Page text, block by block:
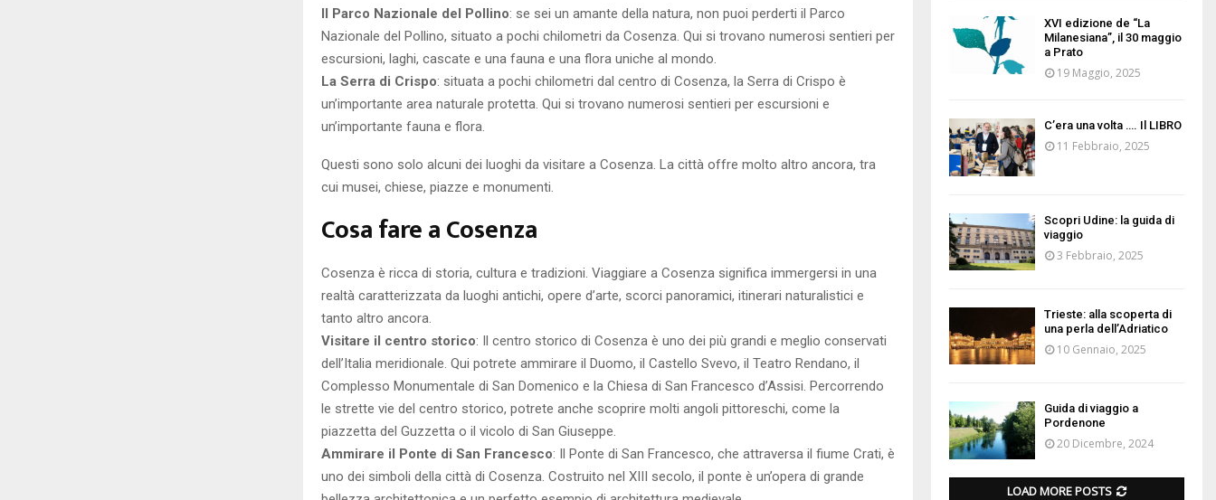
Il Parco Nazionale del Pollino: se sei un amante della natura, non puoi perderti il Parco
Nazionale del Pollino, situato a pochi chilometri da Cosenza. Qui si trovano numerosi sentieri per
escursioni, laghi, cascate e una fauna e una flora uniche al mondo.
La Serra di Crispo: situata a pochi chilometri dal centro di Cosenza, la Serra di Crispo è
un’importante area naturale protetta. Qui si trovano numerosi sentieri per escursioni e
un’importante fauna e flora.
Questi sono solo alcuni dei luoghi da visitare a Cosenza. La città offre molto altro ancora, tra
cui musei, chiese, piazze e monumenti.
Cosa fare a Cosenza
Cosenza è ricca di storia, cultura e tradizioni. Viaggiare a Cosenza significa immergersi in una
realtà caratterizzata da luoghi antichi, opere d’arte, scorci panoramici, itinerari naturalistici e
tanto altro ancora.
Visitare il centro storico: Il centro storico di Cosenza è uno dei più grandi e meglio conservati
dell’Italia meridionale. Qui potrete ammirare il Duomo, il Castello Svevo, il Teatro Rendano, il
Complesso Monumentale di San Domenico e la Chiesa di San Francesco d’Assisi. Percorrendo
le strette vie del centro storico, potrete anche scoprire molti angoli pittoreschi, come la
piazzetta del Guzzetta o il vicolo di San Giuseppe.
Ammirare il Ponte di San Francesco: Il Ponte di San Francesco, che attraversa il fiume Crati, è
uno dei simboli della città di Cosenza. Costruito nel XIII secolo, il ponte è un’opera di grande
XVI edizione de “La
Milanesiana”, il 30 maggio
a Prato
19 Maggio, 2025
C’era una volta …. Il LIBRO
11 Febbraio, 2025
Scopri Udine: la guida di
viaggio
3 Febbraio, 2025
Trieste: alla scoperta di
una perla dell’Adriatico
10 Gennaio, 2025
Guida di viaggio a
Pordenone
20 Dicembre, 2024
LOAD MORE POSTS